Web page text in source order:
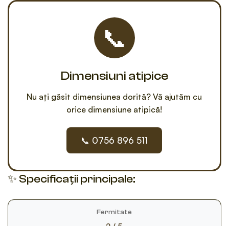
📞
Dimensiuni atipice
Nu ați găsit dimensiunea dorită? Vă ajutăm cu
orice dimensiune atipică!
📞 0756 896 511
✨ Specificații principale:
Fermitate